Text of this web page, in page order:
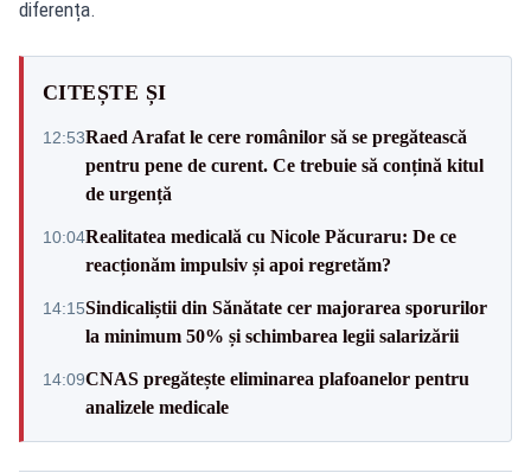
diferența.
CITEȘTE ȘI
12:53Raed Arafat le cere românilor să se pregătească
pentru pene de curent. Ce trebuie să conțină kitul
de urgență
10:04Realitatea medicală cu Nicole Păcuraru: De ce
reacționăm impulsiv și apoi regretăm?
14:15Sindicaliștii din Sănătate cer majorarea sporurilor
la minimum 50% și schimbarea legii salarizării
14:09CNAS pregătește eliminarea plafoanelor pentru
analizele medicale